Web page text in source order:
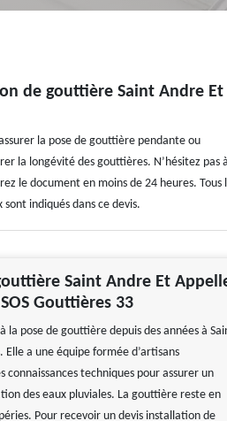
de gouttière Saint Andre Et
la pose de gouttière pendante ou
la longévité des gouttières. N’hésitez pas
le document en moins de 24 heures. Tous
indiqués dans ce devis.
Saint Andre Et
Gouttières 33
la pose de gouttière depuis des années à
a une équipe formée d’artisans
techniques pour assurer un
des eaux pluviales. La gouttière reste en
Pour recevoir un devis installation de